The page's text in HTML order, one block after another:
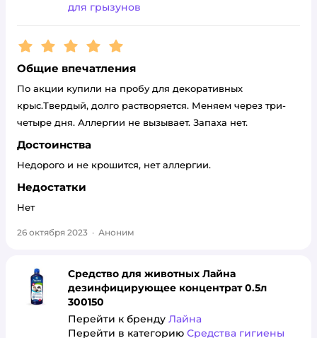
для грызунов
Рейтинг:5
Общие впечатления
По акции купили на пробу для декоративных
крыс.Твердый, долго растворяется. Меняем через три-
четыре дня. Аллергии не вызывает. Запаха нет.
Достоинства
Недорого и не крошится, нет аллергии.
Недостатки
Нет
26 октября 2023 · Аноним
Средство для животных Лайна
дезинфицирующее концентрат 0.5л
300150
Перейти к бренду Лайна
Перейти в категорию Средства гигиены